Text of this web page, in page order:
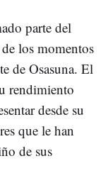
parte del
los momentos
de Osasuna. El
rendimiento
desde su
que le han
de sus